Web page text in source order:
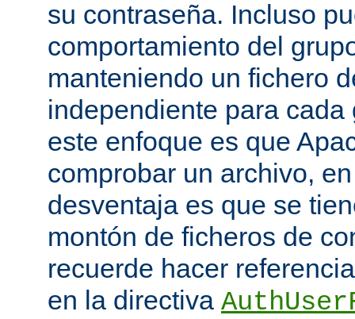
su contraseña. Incluso
comportamiento del
manteniendo un fichero
independiente para
este enfoque es que
comprobar un archivo,
desventaja es que se
montón de ficheros de
recuerde hacer
en la directiva